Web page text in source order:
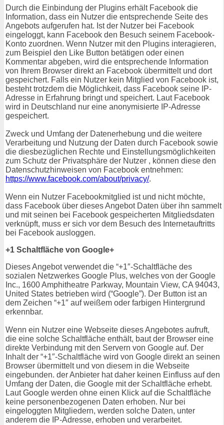
Durch die Einbindung der Plugins erhält Facebook die
Information, dass ein Nutzer die entsprechende Seite des
Angebots aufgerufen hat. Ist der Nutzer bei Facebook
eingeloggt, kann Facebook den Besuch seinem Facebook-
Konto zuordnen. Wenn Nutzer mit den Plugins interagieren,
zum Beispiel den Like Button betätigen oder einen
Kommentar abgeben, wird die entsprechende Information
von Ihrem Browser direkt an Facebook übermittelt und dort
gespeichert. Falls ein Nutzer kein Mitglied von Facebook ist,
besteht trotzdem die Möglichkeit, dass Facebook seine IP-
Adresse in Erfahrung bringt und speichert. Laut Facebook
wird in Deutschland nur eine anonymisierte IP-Adresse
gespeichert.
Zweck und Umfang der Datenerhebung und die weitere
Verarbeitung und Nutzung der Daten durch Facebook sowie
die diesbezüglichen Rechte und Einstellungsmöglichkeiten
zum Schutz der Privatsphäre der Nutzer , können diese den
Datenschutzhinweisen von Facebook entnehmen:
https://www.facebook.com/about/privacy/.
Wenn ein Nutzer Facebookmitglied ist und nicht möchte,
dass Facebook über dieses Angebot Daten über ihn sammelt
und mit seinen bei Facebook gespeicherten Mitgliedsdaten
verknüpft, muss er sich vor dem Besuch des Internetauftritts
bei Facebook ausloggen.
+1 Schaltfläche von Google+
Dieses Angebot verwendet die “+1″-Schaltfläche des
sozialen Netzwerkes Google Plus, welches von der Google
Inc., 1600 Amphitheatre Parkway, Mountain View, CA 94043,
United States betrieben wird (“Google”). Der Button ist an
dem Zeichen “+1″ auf weißem oder farbigen Hintergrund
erkennbar.
Wenn ein Nutzer eine Webseite dieses Angebotes aufruft,
die eine solche Schaltfläche enthält, baut der Browser eine
direkte Verbindung mit den Servern von Google auf. Der
Inhalt der “+1″-Schaltfläche wird von Google direkt an seinen
Browser übermittelt und von diesem in die Webseite
eingebunden. der Anbieter hat daher keinen Einfluss auf den
Umfang der Daten, die Google mit der Schaltfläche erhebt.
Laut Google werden ohne einen Klick auf die Schaltfläche
keine personenbezogenen Daten erhoben. Nur bei
eingeloggten Mitgliedern, werden solche Daten, unter
anderem die IP-Adresse, erhoben und verarbeitet.